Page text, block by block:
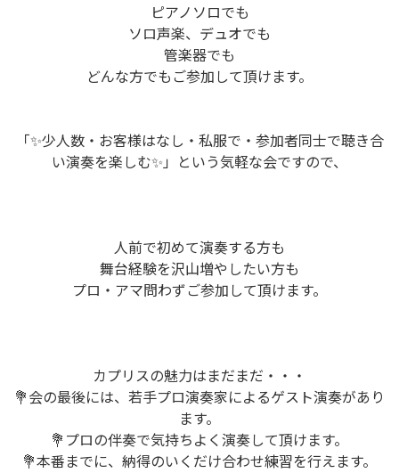
ピアノソロでも
ソロ声楽、デュオでも
管楽器でも
どんな方でもご参加して頂けます。
「✨少人数・お客様はなし・私服で・参加者同士で聴き合
い演奏を楽しむ✨」という気軽な会ですので、
人前で初めて演奏する方も
舞台経験を沢山増やしたい方も
プロ・アマ問わずご参加して頂けます。
カプリスの魅力はまだまだ・・・
💐会の最後には、若手プロ演奏家によるゲスト演奏があり
ます。
💐プロの伴奏で気持ちよく演奏して頂けます。
💐本番までに、納得のいくだけ合わせ練習を行えます。